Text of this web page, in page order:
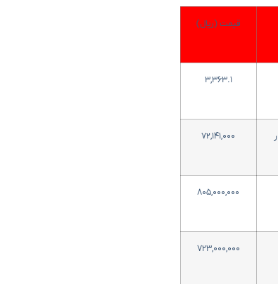
قیمت (ریال)
۳,۳۶۳.۱
۷۲,۱۴۱,۰۰۰
۸۰۵,۰۰۰,۰۰۰
۷۲۳,۰۰۰,۰۰۰